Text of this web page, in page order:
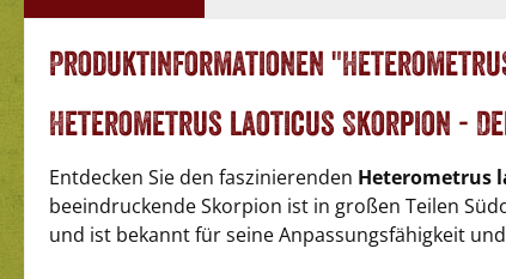
Produktinformationen
Heterometrus laoticus Skorpion -
Entdecken Sie den faszinierenden Heterometrus
beeindruckende Skorpion ist in großen Teilen
und ist bekannt für seine Anpassungsfähigkeit